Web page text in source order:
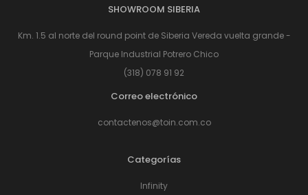
SHOWROOM SIBERIA
Km. 1.5 al norte del round point de Siberia Vereda vuelta grande -
Parque Industrial Potrero Chico
(318) 078 91 92
Correo electrónico
contactenos@toin.com.co
Categorías
Infinity